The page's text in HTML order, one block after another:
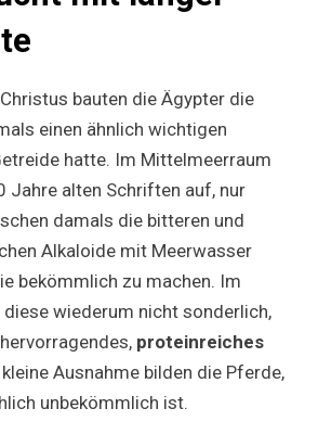
bauten die Ägypter die
einen ähnlich wichtigen
hatte. Im Mittelmeerraum
Jahre alten Schriften auf, nur
damals die bitteren und
Alkaloide mit Meerwasser
bekömmlich zu machen. Im
wiederum nicht sonderlich,
proteinreiches
kleine Ausnahme bilden die Pferde,
unbekömmlich ist.